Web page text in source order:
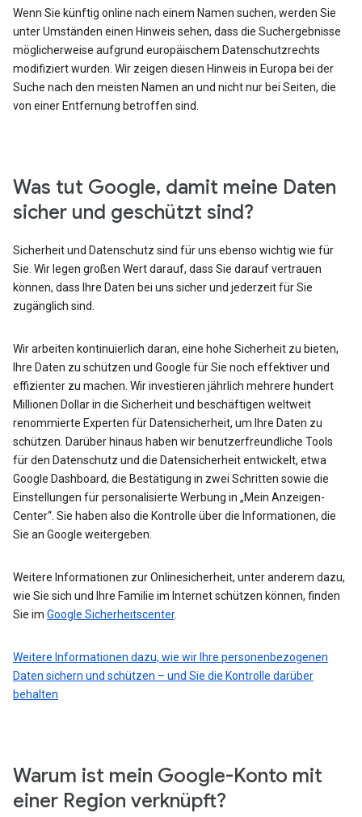
Wenn Sie künftig online nach einem Namen suchen, werden Sie
unter Umständen einen Hinweis sehen, dass die Suchergebnisse
möglicherweise aufgrund europäischem Datenschutzrechts
modifiziert wurden. Wir zeigen diesen Hinweis in Europa bei der
Suche nach den meisten Namen an und nicht nur bei Seiten, die
von einer Entfernung betroffen sind.
Was tut Google, damit meine Daten
sicher und geschützt sind?
Sicherheit und Datenschutz sind für uns ebenso wichtig wie für
Sie. Wir legen großen Wert darauf, dass Sie darauf vertrauen
können, dass Ihre Daten bei uns sicher und jederzeit für Sie
zugänglich sind.
Wir arbeiten kontinuierlich daran, eine hohe Sicherheit zu bieten,
Ihre Daten zu schützen und Google für Sie noch effektiver und
effizienter zu machen. Wir investieren jährlich mehrere hundert
Millionen Dollar in die Sicherheit und beschäftigen weltweit
renommierte Experten für Datensicherheit, um Ihre Daten zu
schützen. Darüber hinaus haben wir benutzerfreundliche Tools
für den Datenschutz und die Datensicherheit entwickelt, etwa
Google Dashboard, die Bestätigung in zwei Schritten sowie die
Einstellungen für personalisierte Werbung in „Mein Anzeigen-
Center“. Sie haben also die Kontrolle über die Informationen, die
Sie an Google weitergeben.
Weitere Informationen zur Onlinesicherheit, unter anderem dazu,
wie Sie sich und Ihre Familie im Internet schützen können, finden
Sie im Google Sicherheitscenter.
Weitere Informationen dazu, wie wir Ihre personenbezogenen
Daten sichern und schützen – und Sie die Kontrolle darüber
behalten
Warum ist mein Google-Konto mit
einer Region verknüpft?